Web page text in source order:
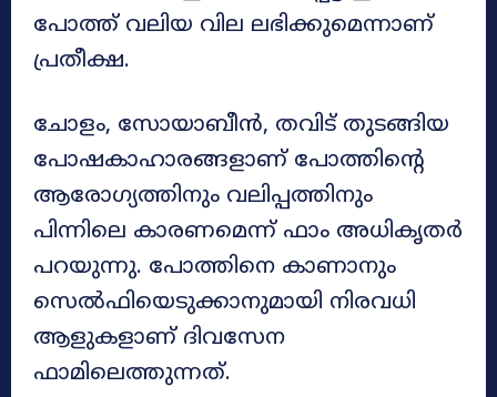
പോത്ത് വലിയ വില ലഭിക്കുമെന്നാണ്
പ്രതീക്ഷ.
ചോളം, സോയാബീൻ, തവിട് തുടങ്ങിയ
പോഷകാഹാരങ്ങളാണ് പോത്തിന്റെ
ആരോഗ്യത്തിനും വലിപ്പത്തിനും
പിന്നിലെ കാരണമെന്ന് ഫാം അധികൃതർ
പറയുന്നു. പോത്തിനെ കാണാനും
സെൽഫിയെടുക്കാനുമായി നിരവധി
ആളുകളാണ് ദിവസേന
ഫാമിലെത്തുന്നത്.